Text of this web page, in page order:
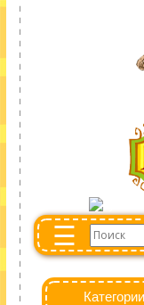
☰
Категории